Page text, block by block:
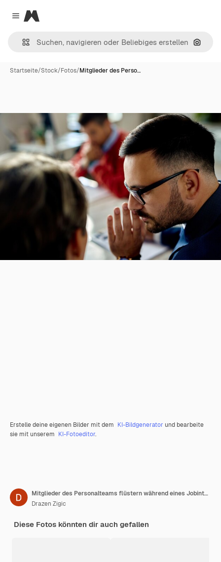
Close menu
Magnific
Nach
Startseite/Stock/Fotos/Mitglieder des Perso…
Erstelle deine eigenen Bilder mit dem KI-Bildgenerator und bearbeite
sie mit unserem KI-Fotoeditor.
Mitglieder des Personalteams flüstern während eines Jobinterviews im Büro über den Kandidaten
Drazen Zigic
Diese Fotos könnten dir auch gefallen